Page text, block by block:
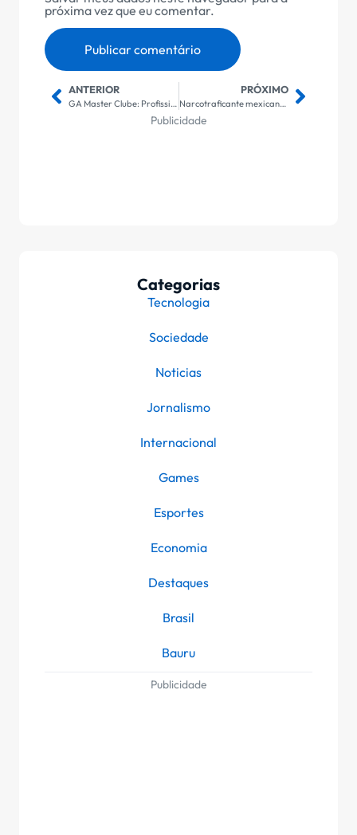
próxima vez que eu comentar.
ANTERIOR
GA Master Clube: Profissionais da Saúde Aprendem Gestão e Liderança com Ênfase no Empreendedorismo em Imersão Exclusiva
PRÓXIMO
Narcotraficante mexicano ‘El Mencho’ é abatido em operação militar: um golpe decisivo no tráfico internacional
Publicidade
Categorias
Tecnologia
Sociedade
Noticias
Jornalismo
Internacional
Games
Esportes
Economia
Destaques
Brasil
Bauru
Publicidade